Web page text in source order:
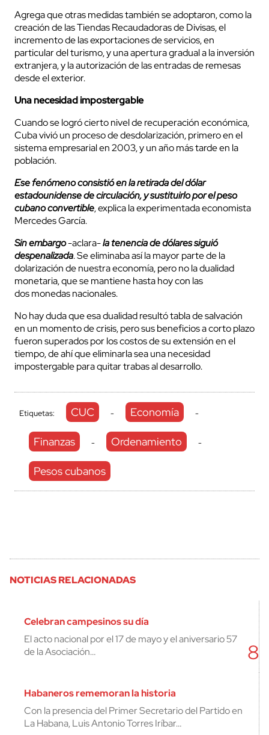
Agrega que otras medidas también se adoptaron, como la
creación de las Tiendas Recaudadoras de Divisas, el
incremento de las exportaciones de servicios, en
particular del turismo, y una apertura gradual a la inversión
extranjera, y la autorización de las entradas de remesas
desde el exterior.
Una necesidad impostergable
Cuando se logró cierto nivel de recuperación económica,
Cuba vivió un proceso de desdolarización, primero en el
sistema empresarial en 2003, y un año más tarde en la
población.
Ese fenómeno consistió en la retirada del dólar
estadounidense de circulación, y sustituirlo por el peso
cubano convertible, explica la experimentada economista
Mercedes García.
Sin embargo-aclara-la tenencia de dólares siguió
despenalizada. Se eliminaba así la mayor parte de la
dolarización de nuestra economía, pero no la dualidad
monetaria, que se mantiene hasta hoy con las
dos monedas nacionales.
No hay duda que esa dualidad resultó tabla de salvación
en un momento de crisis, pero sus beneficios a corto plazo
fueron superados por los costos de su extensión en el
tiempo, de ahí que eliminarla sea una necesidad
impostergable para quitar trabas al desarrollo.
Etiquetas: CUC - Economía -
Finanzas - Ordenamiento -
Pesos cubanos
NOTICIAS RELACIONADAS
Celebran campesinos su día
El acto nacional por el 17 de mayo y el aniversario 57
de la Asociación…
Habaneros rememoran la historia
Con la presencia del Primer Secretario del Partido en
La Habana, Luis Antonio Torres Iríbar…
8